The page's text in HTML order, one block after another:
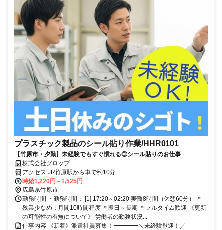
プラスチック製品のシール貼り作業/HHR0101
【竹原市・夕勤】未経験でもすぐ慣れる◎シール貼りのお仕事
株式会社グロップ
アクセス JR竹原駅から車で約10分
時給1,220円～1,525円
広島県竹原市
勤務時間 ・勤務時間： [1] 17:20～02:20 実働8時間（休憩60分） ＊
残業少なめ：月間10時間程度 ＊即日～長期 ＊フルタイム歓迎 《更新
の可能性の有無について》 労働者の勤務状況...
仕事内容 《新着》派遣社員募集！ ━━━━＼未経験歓迎！／